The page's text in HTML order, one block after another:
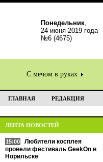
Понедельник,
24 июня 2019 года
№6 (4675)
С мечом в руках
ГЛАВНАЯ РЕДАКЦИЯ
ЛЕНТА НОВОСТЕЙ
15:00
Любители косплея
провели фестиваль GeekOn в
Норильске